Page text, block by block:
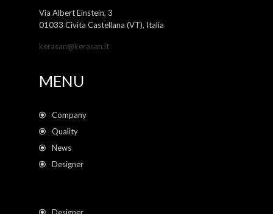
Via Albert Einstein, 3
01033 Civita Castellana (VT), Italia
kerasan@kerasan.it
MENU
Company
Quality
News
Designer